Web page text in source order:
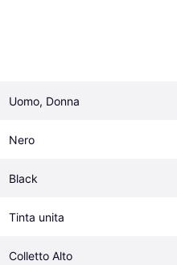
Uomo, Donna
Nero
Black
Tinta unita
Colletto Alto